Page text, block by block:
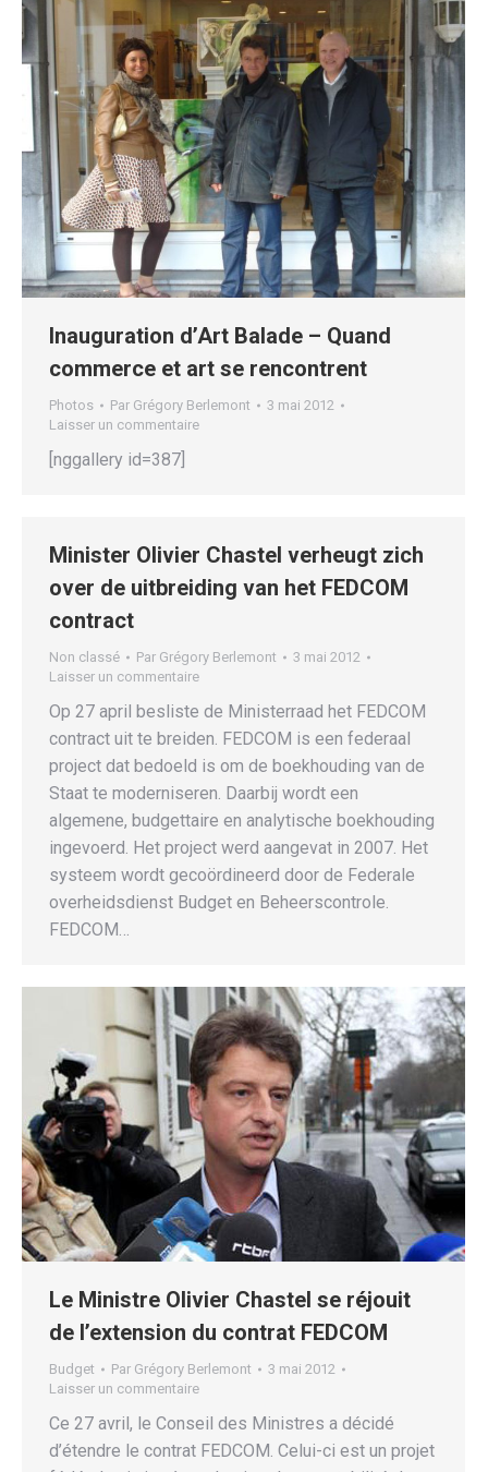
Inauguration d’Art Balade – Quand
commerce et art se rencontrent
Photos Par Grégory Berlemont
3 mai 2012
Laisser un commentaire
[nggallery id=387]
Minister Olivier Chastel verheugt zich
over de uitbreiding van het FEDCOM
contract
Non classé Par Grégory Berlemont
3 mai 2012
Laisser un commentaire
Op 27 april besliste de Ministerraad het FEDCOM
contract uit te breiden. FEDCOM is een federaal
project dat bedoeld is om de boekhouding van de
Staat te moderniseren. Daarbij wordt een
algemene, budgettaire en analytische boekhouding
ingevoerd. Het project werd aangevat in 2007. Het
systeem wordt gecoördineerd door de Federale
overheidsdienst Budget en Beheerscontrole.
FEDCOM…
Le Ministre Olivier Chastel se réjouit
de l’extension du contrat FEDCOM
Budget Par Grégory Berlemont
3 mai 2012
Laisser un commentaire
Ce 27 avril, le Conseil des Ministres a décidé
d’étendre le contrat FEDCOM. Celui-ci est un projet